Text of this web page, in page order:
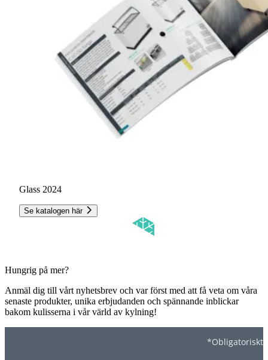
Glass 2024
Se katalogen här
Hungrig på mer?
Anmäl dig till vårt nyhetsbrev och var först med att få veta om våra
senaste produkter, unika erbjudanden och spännande inblickar
bakom kulisserna i vår värld av kylning!
*Obligatoriskt